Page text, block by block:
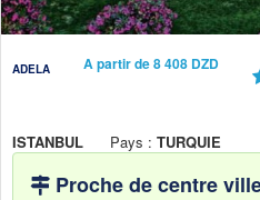
ADELA A partir de 8 408 DZD
ISTANBUL Pays : TURQUIE
Proche de centre